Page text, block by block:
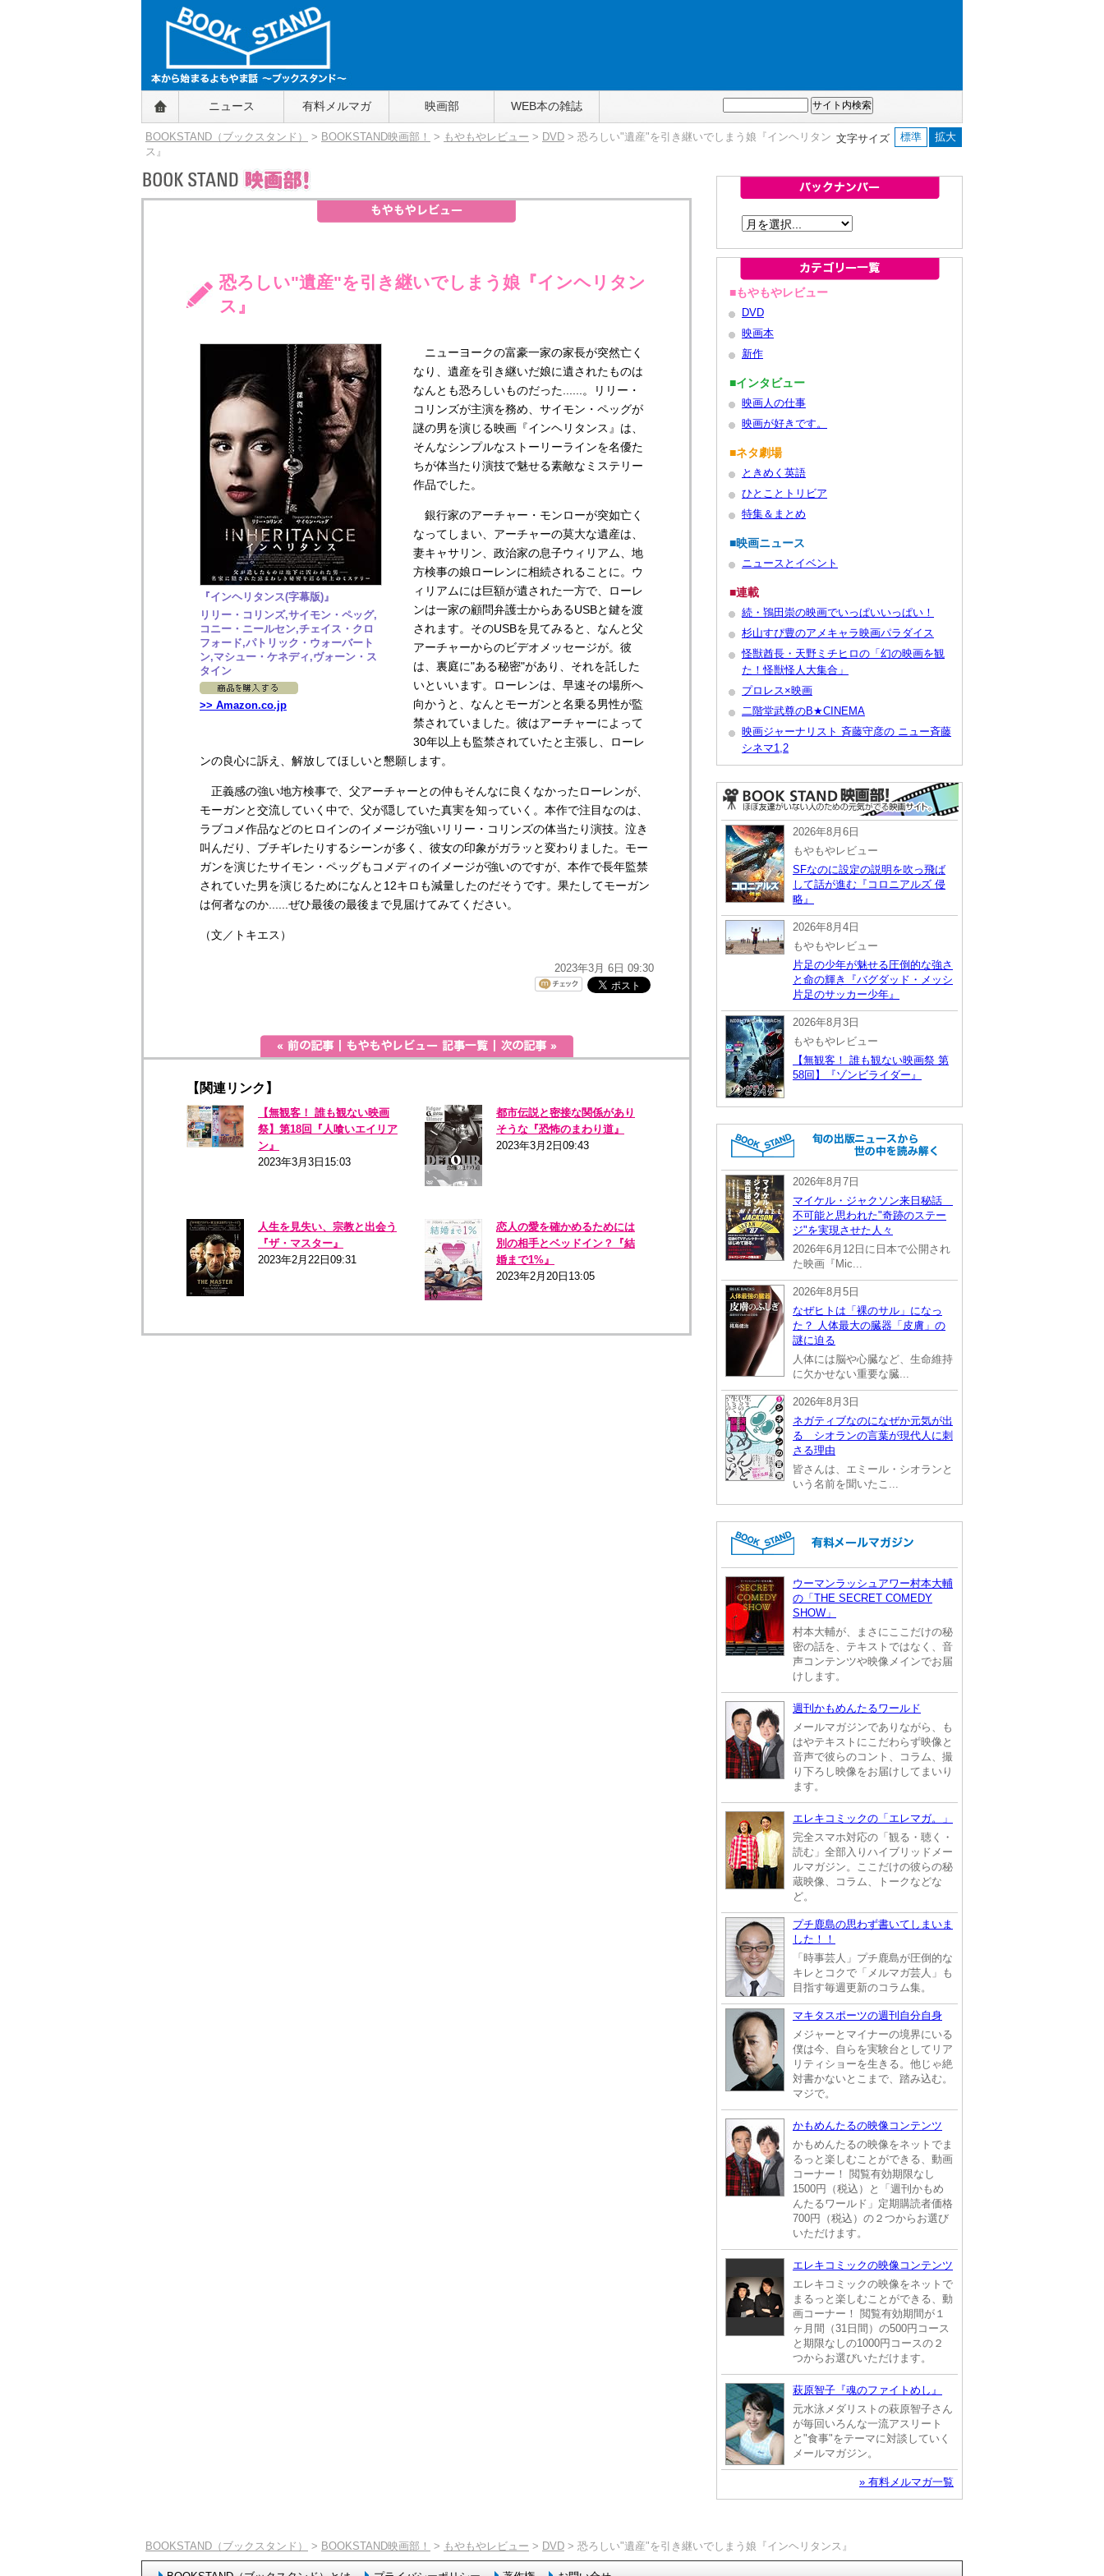
BOOKSTAND（ブックスタンド）
～本から始まるよもやま話～
BOOKSTAND（ブ
ックスタンド）
ニュース 有料メルマガ 映画部 WEB本の雑誌
文字サイズ 標準 拡大
BOOKSTAND（ブックスタンド） > BOOKSTAND映画部！ > もやもやレビュー > DVD > 恐ろしい"遺産"を引き継いでしまう娘『インヘリタン
ス』
恐ろしい"遺産"を引き継いでしまう娘『インヘリタン
ス』
『インヘリタンス(字幕版)』
リリー・コリンズ,サイモン・ペッグ,
コニー・ニールセン,チェイス・クロ
フォード,パトリック・ウォーバート
ン,マシュー・ケネディ,ヴォーン・ス
タイン
>> Amazon.co.jp
ニューヨークの富豪一家の家長が突然亡く
なり、遺産を引き継いだ娘に遺されたものは
なんとも恐ろしいものだった......。リリー・
コリンズが主演を務め、サイモン・ペッグが
謎の男を演じる映画『インヘリタンス』は、
そんなシンプルなストーリーラインを名優た
ちが体当たり演技で魅せる素敵なミステリー
作品でした。
銀行家のアーチャー・モンローが突如亡く
なってしまい、アーチャーの莫大な遺産は、
妻キャサリン、政治家の息子ウィリアム、地
方検事の娘ローレンに相続されることに。ウ
ィリアムには巨額が遺された一方で、ローレ
ンは一家の顧問弁護士からあるUSBと鍵を渡
されます。そのUSBを見てみると、なんと父
アーチャーからのビデオメッセージが。彼
は、裏庭に"ある秘密"があり、それを託した
いといいます。ローレンは、早速その場所へ
向かうと、なんとモーガンと名乗る男性が監
禁されていました。彼はアーチャーによって
30年以上も監禁されていたと主張し、ローレ
ンの良心に訴え、解放してほしいと懇願します。
正義感の強い地方検事で、父アーチャーとの仲もそんなに良くなかったローレンが、
モーガンと交流していく中で、父が隠していた真実を知っていく。本作で注目なのは、
ラブコメ作品などのヒロインのイメージが強いリリー・コリンズの体当たり演技。泣き
叫んだり、ブチギレたりするシーンが多く、彼女の印象がガラッと変わりました。モー
ガンを演じたサイモン・ペッグもコメディのイメージが強いのですが、本作で長年監禁
されていた男を演じるためになんと12キロも減量したのだそうです。果たしてモーガン
は何者なのか......ぜひ最後の最後まで見届けてみてください。
（文／トキエス）
2023年3月 6日 09:30
【関連リンク】
【無観客！ 誰も観ない映画
祭】第18回『人喰いエイリア
ン』
2023年3月3日15:03
都市伝説と密接な関係があり
そうな『恐怖のまわり道』
2023年3月2日09:43
人生を見失い、宗教と出会う
『ザ・マスター』
2023年2月22日09:31
恋人の愛を確かめるためには
別の相手とベッドイン？『結
婚まで1%』
2023年2月20日13:05
■もやもやレビュー
DVD
映画本
新作
■インタビュー
映画人の仕事
映画が好きです。
■ネタ劇場
ときめく英語
ひとことトリビア
特集＆まとめ
■映画ニュース
ニュースとイベント
■連載
続・鴇田崇の映画でいっぱいいっぱい！
杉山すぴ豊のアメキャラ映画パラダイス
怪獣酋長・天野ミチヒロの「幻の映画を観
た！怪獣怪人大集合」
プロレス×映画
二階堂武尊のB★CINEMA
映画ジャーナリスト 斉藤守彦の ニュー斉藤
シネマ1,2
2026年8月6日
もやもやレビュー
SFなのに設定の説明を吹っ飛ば
して話が進む『コロニアルズ 侵
略』
2026年8月4日
もやもやレビュー
片足の少年が魅せる圧倒的な強さ
と命の輝き『バグダッド・メッシ
片足のサッカー少年』
2026年8月3日
もやもやレビュー
【無観客！ 誰も観ない映画祭 第
58回】『ゾンビライダー』
2026年8月7日
マイケル・ジャクソン来日秘話
不可能と思われた"奇跡のステー
ジ"を実現させた人々
2026年6月12日に日本で公開され
た映画『Mic...
2026年8月5日
なぜヒトは「裸のサル」になっ
た？ 人体最大の臓器「皮膚」の
謎に迫る
人体には脳や心臓など、生命維持
に欠かせない重要な臓...
2026年8月3日
ネガティブなのになぜか元気が出
る シオランの言葉が現代人に刺
さる理由
皆さんは、エミール・シオランと
いう名前を聞いたこ...
ウーマンラッシュアワー村本大輔
の「THE SECRET COMEDY
SHOW」
村本大輔が、まさにここだけの秘
密の話を、テキストではなく、音
声コンテンツや映像メインでお届
けします。
週刊かもめんたるワールド
メールマガジンでありながら、も
はやテキストにこだわらず映像と
音声で彼らのコント、コラム、撮
り下ろし映像をお届けしてまいり
ます。
エレキコミックの「エレマガ。」
完全スマホ対応の「観る・聴く・
読む」全部入りハイブリッドメー
ルマガジン。ここだけの彼らの秘
蔵映像、コラム、トークなどな
ど。
プチ鹿島の思わず書いてしまいま
した！！
「時事芸人」プチ鹿島が圧倒的な
キレとコクで「メルマガ芸人」も
目指す毎週更新のコラム集。
マキタスポーツの週刊自分自身
メジャーとマイナーの境界にいる
僕は今、自らを実験台としてリア
リティショーを生きる。他じゃ絶
対書かないとこまで、踏み込む。
マジで。
かもめんたるの映像コンテンツ
かもめんたるの映像をネットでま
るっと楽しむことができる、動画
コーナー！ 閲覧有効期限なし
1500円（税込）と「週刊かもめ
んたるワールド」定期購読者価格
700円（税込）の２つからお選び
いただけます。
エレキコミックの映像コンテンツ
エレキコミックの映像をネットで
まるっと楽しむことができる、動
画コーナー！ 閲覧有効期間が１
ヶ月間（31日間）の500円コース
と期限なしの1000円コースの２
つからお選びいただけます。
萩原智子『魂のファイトめし』
元水泳メダリストの萩原智子さん
が毎回いろんな一流アスリート
と"食事"をテーマに対談していく
メールマガジン。
» 有料メルマガ一覧
BOOKSTAND（ブックスタンド） > BOOKSTAND映画部！ > もやもやレビュー > DVD > 恐ろしい"遺産"を引き継いでしまう娘『インヘリタンス』